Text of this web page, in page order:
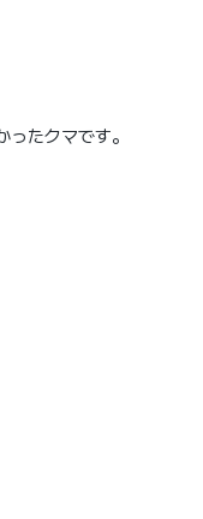
たクマです。